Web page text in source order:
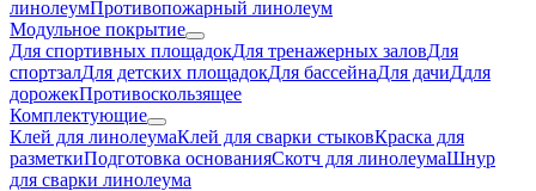
линолеумПротивопожарный линолеум
Модульное покрытие
Для спортивных площадокДля тренажерных заловДля
спортзалДля детских площадокДля бассейнаДля дачиДдля
дорожекПротивоскользящее
Комплектующие
Клей для линолеумаКлей для сварки стыковКраска для
разметкиПодготовка основанияСкотч для линолеумаШнур
для сварки линолеума